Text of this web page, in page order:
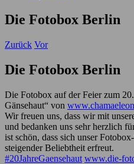
Die Fotobox Berlin
Zurück Vor
Die Fotobox Berlin
Die Fotobox auf der Feier zum
Gänsehaut“ von
Wir freuen uns, dass wir mit
und bedanken uns sehr herzlich
ist schön, dass sich unser
steigender Beliebtheit erfreut.
#20JahreGaensehaut www.die-